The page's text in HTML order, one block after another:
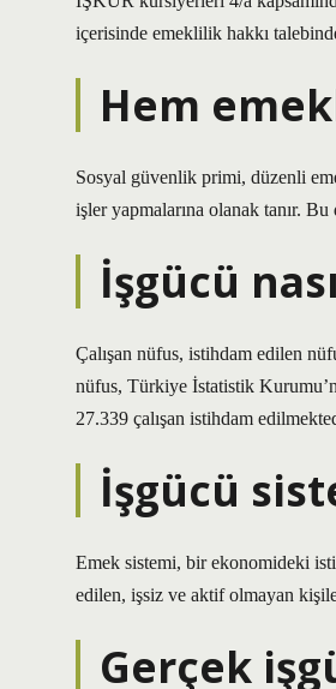
içerisinde emeklilik hakkı
Hem
Sosyal güvenlik primi, düzenli
işler yapmalarına olanak tanır.
İşgücü
Çalışan nüfus, istihdam edilen
nüfus, Türkiye İstatistik
27.339 çalışan istihdam
İşgücü
Emek sistemi, bir ekonomideki
edilen, işsiz ve aktif olmayan
Gerçek